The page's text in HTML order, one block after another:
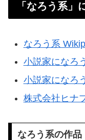
「なろう系」
なろう系
小説家になろ
小説家になろ
株式会社ヒナ
なろう系の作品